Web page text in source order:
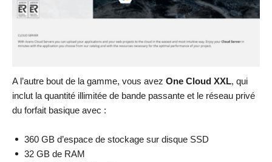
A l’autre bout de la gamme, vous avez One Cloud XXL, qui
inclut la quantité illimitée de bande passante et le réseau privé
du forfait basique avec :
360 GB d’espace de stockage sur disque SSD
32 GB de RAM